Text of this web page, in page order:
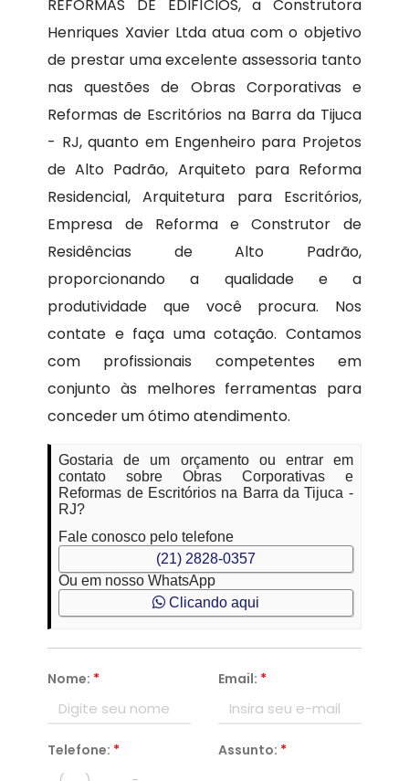
REFORMAS DE EDIFÍCIOS, a Construtora
Henriques Xavier Ltda atua com o objetivo
de prestar uma excelente assessoria tanto
nas questões de Obras Corporativas e
Reformas de Escritórios na Barra da Tijuca
- RJ, quanto em Engenheiro para Projetos
de Alto Padrão, Arquiteto para Reforma
Residencial, Arquitetura para Escritórios,
Empresa de Reforma e Construtor de
Residências de Alto Padrão,
proporcionando a qualidade e a
produtividade que você procura. Nos
contate e faça uma cotação. Contamos
com profissionais competentes em
conjunto às melhores ferramentas para
conceder um ótimo atendimento.
Gostaria de um orçamento ou entrar em
contato sobre Obras Corporativas e
Reformas de Escritórios na Barra da Tijuca -
RJ?
Fale conosco pelo telefone
(21) 2828-0357
Ou em nosso WhatsApp
Clicando aqui
Nome: * Email: *
Telefone: * Assunto: *